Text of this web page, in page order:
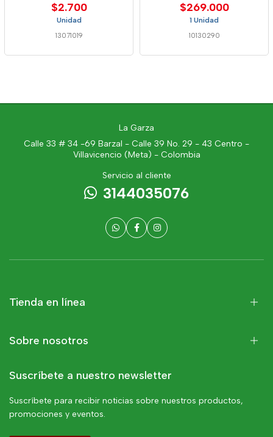
$2.700
Unidad
13071019
$269.000
1 Unidad
10130290
La Garza
Calle 33 # 34 -69 Barzal - Calle 39 No. 29 - 43 Centro -
Villavicencio (Meta) - Colombia
Servicio al cliente
3144035076
Tienda en línea
Sobre nosotros
Suscríbete a nuestro newsletter
Suscríbete para recibir noticias sobre nuestros productos,
promociones y eventos.